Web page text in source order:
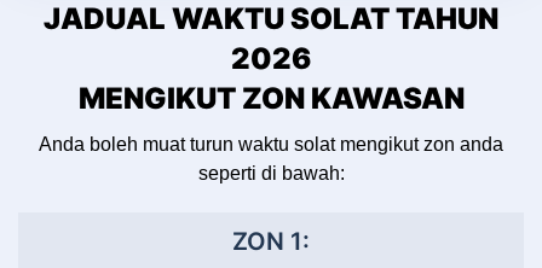
JADUAL WAKTU SOLAT TAHUN
2026
MENGIKUT ZON KAWASAN
Anda boleh muat turun waktu solat mengikut zon anda
seperti di bawah:
ZON 1: